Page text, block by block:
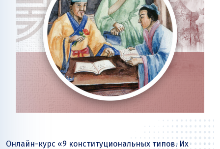
Онлайн-курс «9 конституциональных типов. Их